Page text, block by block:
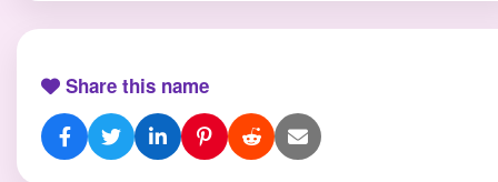
Share this name